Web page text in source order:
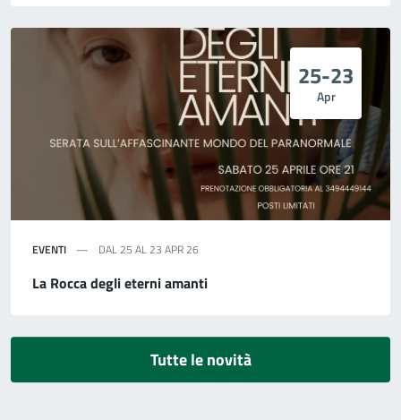
25-23
Apr
EVENTI DAL 25 AL 23 APR 26
La Rocca degli eterni amanti
Tutte le novità